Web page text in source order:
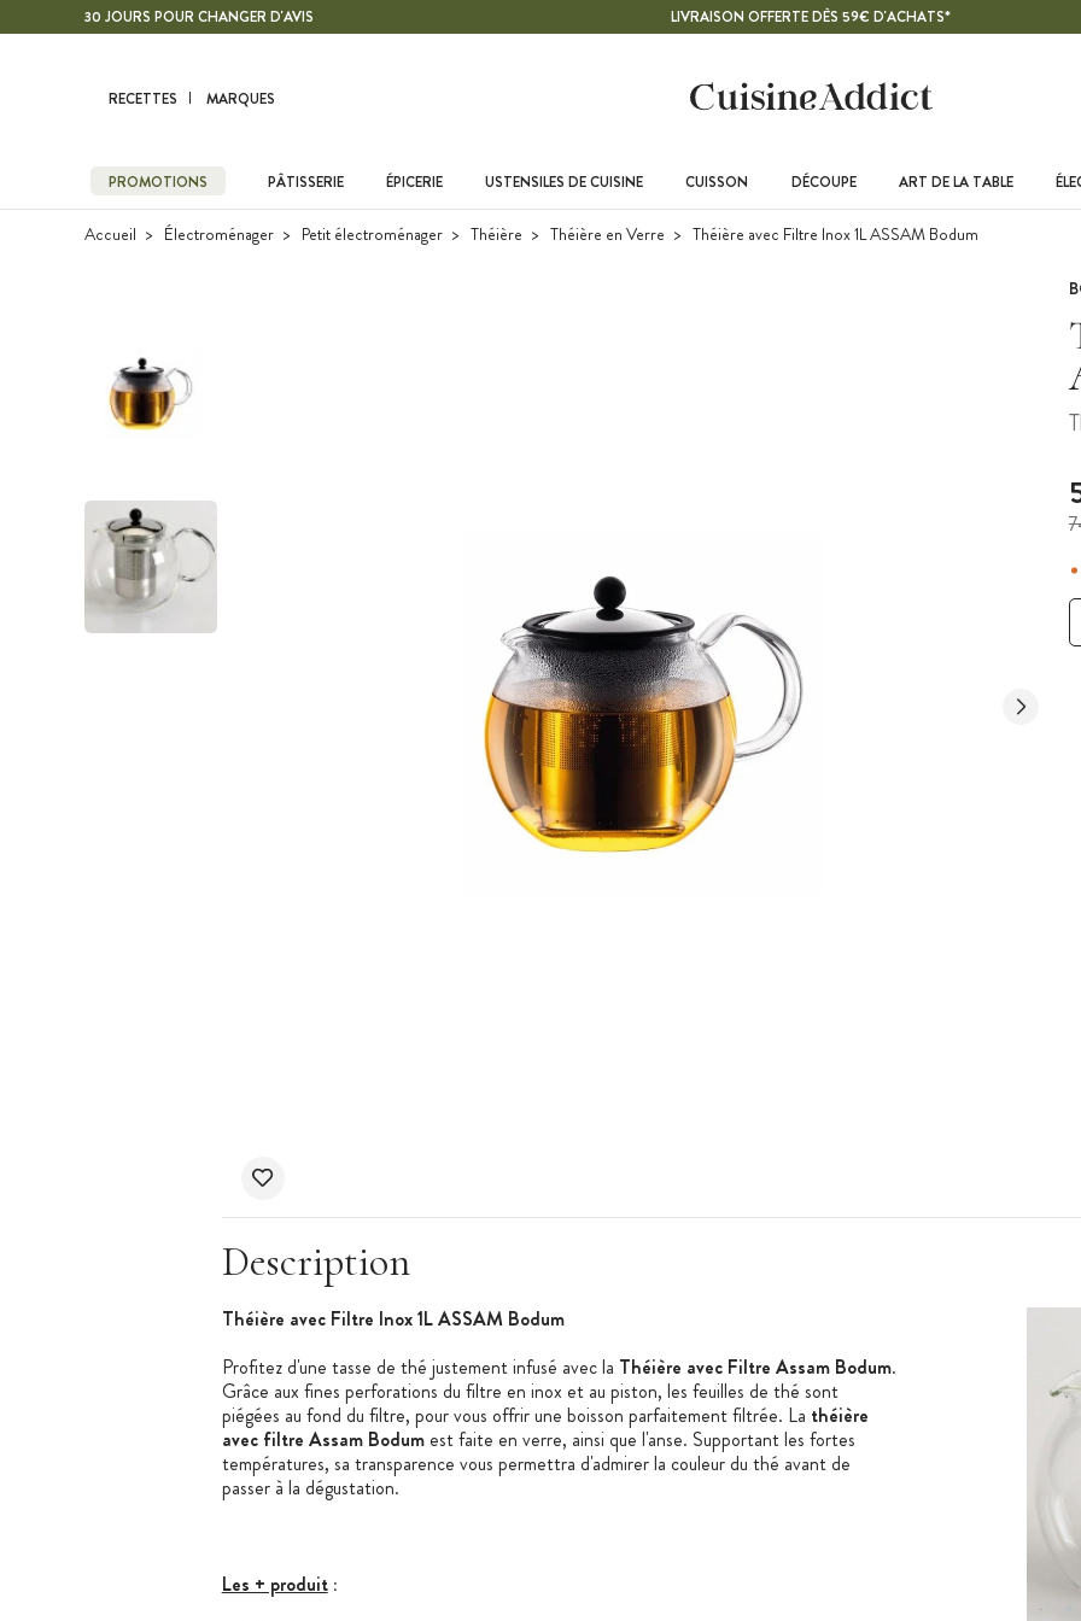
Contenu principal30 JOURS POUR CHANGER D'AVIS LIVRAISON OFFERTE DÈS 59€ D'ACHATS*
RECETTES MARQUES
PROMOTIONS PÂTISSERIE ÉPICERIE USTENSILES DE CUISINE CUISSON DÉCOUPE ART DE LA TABLE
Accueil Électroménager Petit électroménager Théière Théière en Verre Théière avec Filtre Inox 1L ASSAM Bodum
Description
Théière avec Filtre Inox 1L ASSAM Bodum
Profitez d'une tasse de thé justement infusé avec la Théière avec Filtre Assam Bodum.
Grâce aux fines perforations du filtre en inox et au piston, les feuilles de thé sont
piégées au fond du filtre, pour vous offrir une boisson parfaitement filtrée. La théière
avec filtre Assam Bodumest faite en verre, ainsi que l'anse. Supportant les fortes
températures, sa transparence vous permettra d'admirer la couleur du thé avant de
passer à la dégustation.
Les + produit: